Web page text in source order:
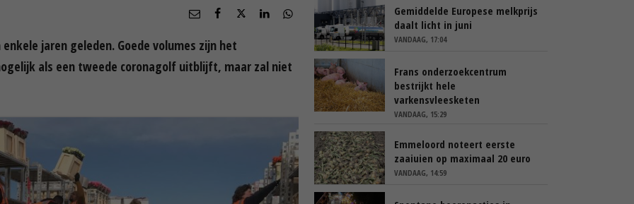
jaren geleden. Goede volumes zijn het
als een tweede coronagolf uitblijft, maar zal niet
Gemiddelde Europese melkprijs
daalt licht in juni
VANDAAG, 17:04
Frans onderzoekcentrum
bestrijkt hele
varkensvleesketen
VANDAAG, 15:29
Emmeloord noteert eerste
zaaiuien op maximaal 20 euro
VANDAAG, 14:59